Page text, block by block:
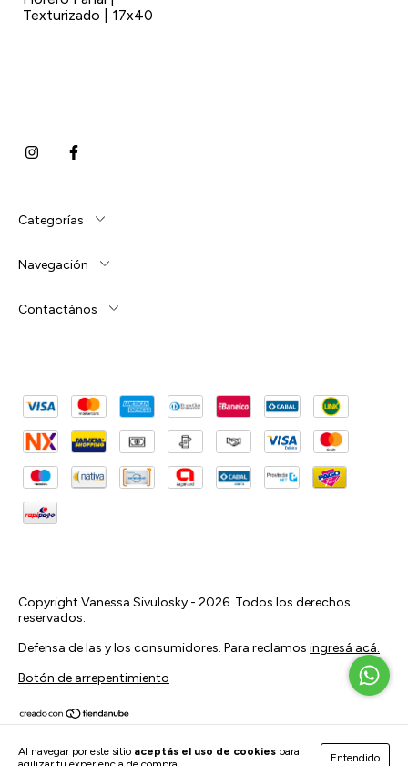
Al navegar por este sitio aceptás el uso de cookies para
Entendido
Texturizado | 17x40
Categorías
Navegación
Contactános
Copyright Vanessa Sivulosky - 2026. Todos los derechos
reservados.
Defensa de las y los consumidores. Para reclamos ingresá acá.
Botón de arrepentimiento